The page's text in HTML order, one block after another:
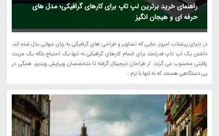
راهنمای خرید برترین لپ تاپ برای کارهای گرافیکی؛ مدل های
حرفه ای و هیجان انگیز
در دنیای پرشتاب امروز، جایی که تصاویر و طراحی های گرافیکی به زبان جهانی بدل شده اند،
داشتن یک لپ تاپ قدرتمند برای انجام کارهای گرافیکی نه تنها یک احتیاج بلکه یک مزیت
رقابتی محسوب می گردد. از طراحان دیجیتال گرفته تا متخصصان ویرایش ویدیو، همگی در
پی دستگاهی هستند که نه تنها با نرم...